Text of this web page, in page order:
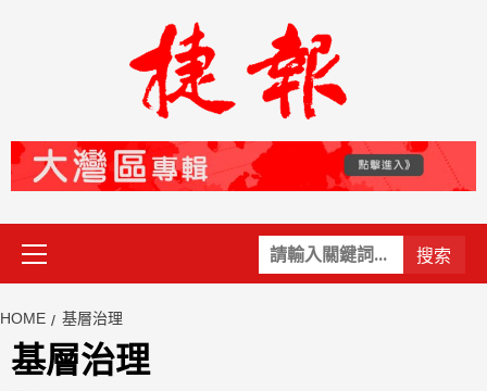
關
鍵
Primary
Menu
HOME 基層治理
基層治理